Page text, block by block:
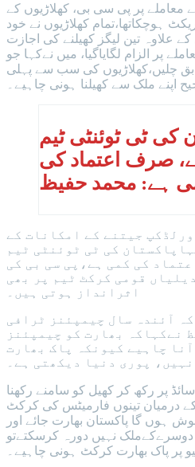
معاملے پر پی سی بی، کھلاڑیوں کے
ہوچکاتھا،تمام کھلاڑیوں نے خود
علاوہ تین لیگز کھیلنے کی اجازت
پر الزام لگایاگیا، میں نےکہا جو
چلیں،کھلاڑیوں کی سب سے پہلی
اپنے ملک سے کھیلنا ہونی چاہیے۔
کی ٹی ٹوئنٹی ٹیم
صرف اعتماد کی
ہے: محمد حفیظ
جیتنے کے امکانات کے
کی ٹی ٹوئنٹی ٹیم
کی کمی ہے،پی سی بی کی
قومی کرکٹ ٹیم پر بھی
آئندہ سال چیمپئنز ٹرافی
نےکہاکہ بھارت کو چیمپئنز
چاہیے کیونکہ پاک بھارت
پوری دنیا دیکھتی ہے۔
پر رکھ کر کھیل کو سامنے رکھنا
کے درمیان تینوں فارمیٹس کی کرکٹ
ہوں گا پاکستان بھارت جائے اور
دوسرےکےملک نہیں دورہ کرسکتےتو
پر پاک بھارت کرکٹ ہونی چاہیے۔